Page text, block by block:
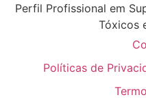
Perfil Profissional em
Tóxicos
Políticas de